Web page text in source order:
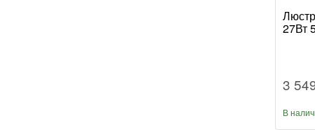
27Вт
3
В